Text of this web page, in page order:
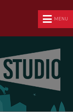
MENU